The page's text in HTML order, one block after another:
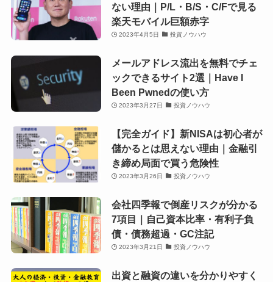
ない理由｜P/L・B/S・C/Fで見る
楽天モバイル巨額赤字
2023年4月5日 投資ノウハウ
メールアドレス流出を無料でチェ
ックできるサイト2選｜Have I
Been Pwnedの使い方
2023年3月27日 投資ノウハウ
【完全ガイド】新NISAは初心者が
儲かるとは思えない理由｜金融引
き締め局面で買う危険性
2023年3月26日 投資ノウハウ
会社四季報で倒産リスクが分かる
7項目｜自己資本比率・有利子負
債・債務超過・GC注記
2023年3月21日 投資ノウハウ
出資と融資の違いを分かりやすく